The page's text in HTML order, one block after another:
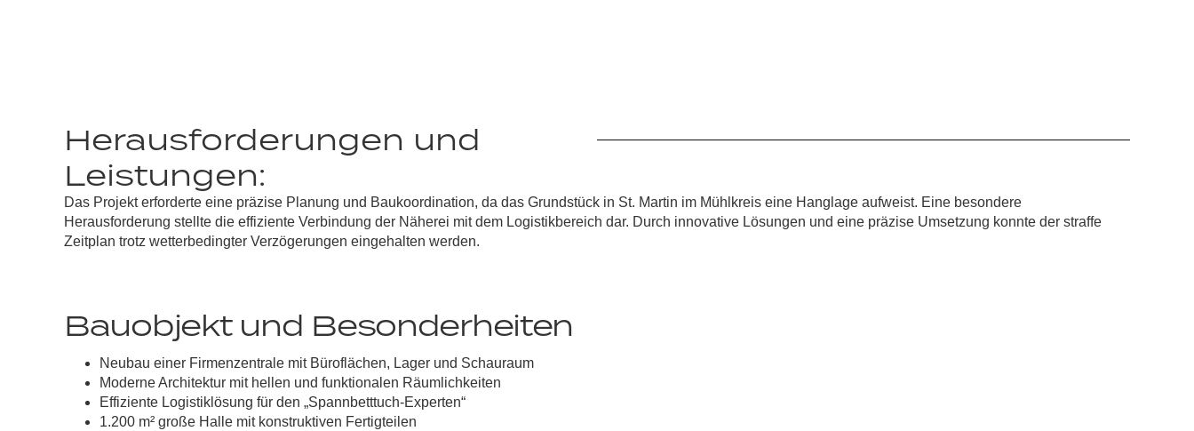
Herausforderungen und
Leistungen:
Das Projekt erforderte eine präzise Planung und Baukoordination, da das Grundstück in St. Martin im Mühlkreis eine Hanglage aufweist. Eine besondere
Herausforderung stellte die effiziente Verbindung der Näherei mit dem Logistikbereich dar. Durch innovative Lösungen und eine präzise Umsetzung konnte der straffe
Zeitplan trotz wetterbedingter Verzögerungen eingehalten werden.
Bauobjekt und Besonderheiten
Neubau einer Firmenzentrale mit Büroflächen, Lager und Schauraum
Moderne Architektur mit hellen und funktionalen Räumlichkeiten
Effiziente Logistiklösung für den „Spannbetttuch-Experten“
1.200 m² große Halle mit konstruktiven Fertigteilen